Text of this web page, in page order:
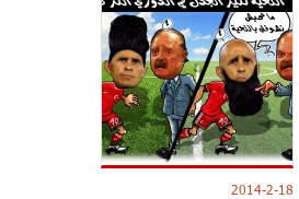
2014-2-18